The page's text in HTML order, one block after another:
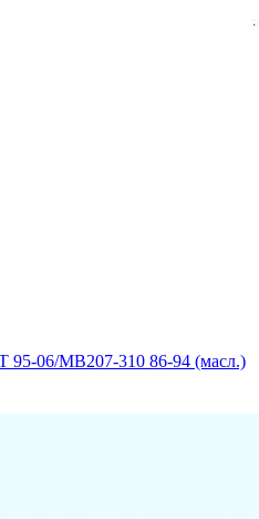
95-06/MB207-310 86-94 (масл.)